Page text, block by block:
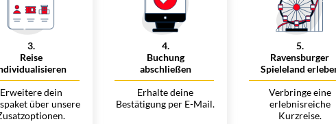
3.
Reise
Erweitere dein
über unsere
4.
Buchung
abschließen
Erhalte deine
Bestätigung per E-Mail.
5.
Ravensburger
Spieleland
Verbringe eine
erlebnisreiche
Kurzreise.